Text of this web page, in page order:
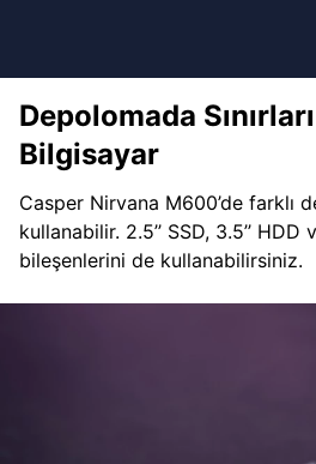
Depolomada
Bilgisayar
Casper Nirvana M600’de farklı
kullanabilir. 2.5’’ SSD, 3.5’’
bileşenlerini de kullanabilirsiniz.